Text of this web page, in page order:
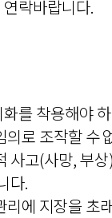
락바랍니다.
를 착용해야
로 조작할 수
사고(사망, 부
다.
에 지장을 초